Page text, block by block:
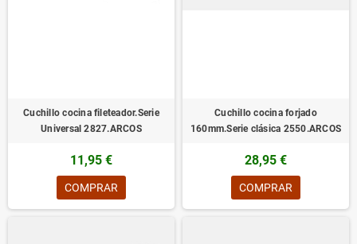
Cuchillo cocina fileteador.Serie
Universal 2827.ARCOS
11,95 €
COMPRAR
Cuchillo cocina forjado
160mm.Serie clásica 2550.ARCOS
28,95 €
COMPRAR